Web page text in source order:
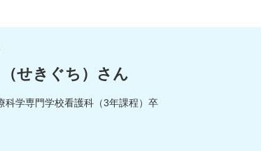
（せきぐち）さん
科学専門学校看護科（3年課程）卒